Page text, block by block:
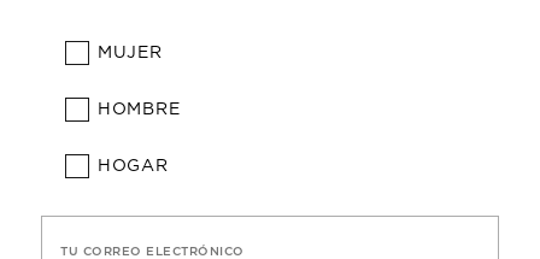
MUJER
HOMBRE
HOGAR
TU CORREO ELECTRÓNICO